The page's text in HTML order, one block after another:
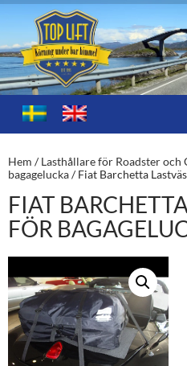
Toplift.se – för körning
HOPPA
TILL
Hem /Lasthållare för Roadster och
bagagelucka/ Fiat Barchetta
FIAT
FÖR